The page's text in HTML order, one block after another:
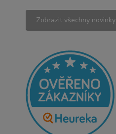
Zobrazit všechny novinky